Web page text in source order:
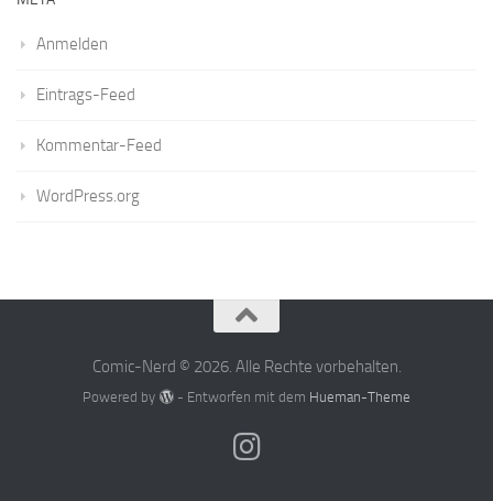
Anmelden
Eintrags-Feed
Kommentar-Feed
WordPress.org
Comic-Nerd © 2026. Alle Rechte vorbehalten.
Powered by - Entworfen mit dem Hueman-Theme